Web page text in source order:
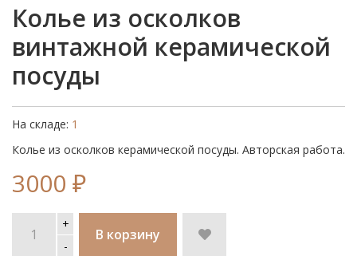
Колье из осколков
винтажной керамической
посуды
На складе: 1
Колье из осколков керамической посуды. Авторская работа.
3000 ₽